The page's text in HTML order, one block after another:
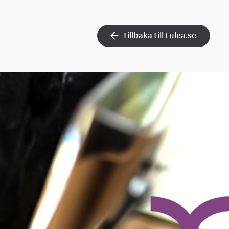
Tillbaka till Lulea.se